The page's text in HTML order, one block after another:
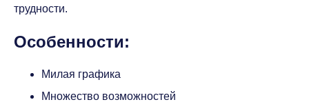
трудности.
Особенности:
Милая графика
Множество возможностей